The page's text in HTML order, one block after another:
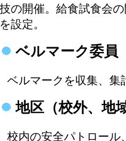
技の開催。給食試食会
を設定。
ベルマーク委員
ベルマークを収集、集
地区（校外、地
校内の安全パトロール